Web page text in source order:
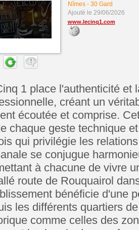
Nîmes- 30 Gard
Ajouté le 29/06/2026
www.lecinq1.com
1 place l'authenticité
créant un
écoutée et comprise.
chaque geste technique
qui privilégie les
se conjugue
à chacune de vivre
route de Rouquairol
bénéficie d'une
les différents quartiers
comme celles des